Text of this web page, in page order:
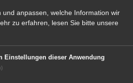
die Seite gestellt,
Henrietta. Als ein
sein Unwesen
Freunde trotz
und anpassen, welche Information wir
zu erfahren, lesen Sie bitte unsere
Einstellungen dieser Anwendung